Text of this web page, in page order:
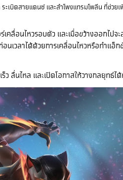
ะเบิดสายแดนซ์ และลำโพงแทรมโพลีน ที่ช่วย
คลื่อนไหวรอบตัว และเมื่อขว้างออกไปจ
นเวลาได้ด้วยการเคลื่อนไหวหรือทำแอ็
ว ลื่นไหล และเปิดโอกาสให้วางกลยุทธ์